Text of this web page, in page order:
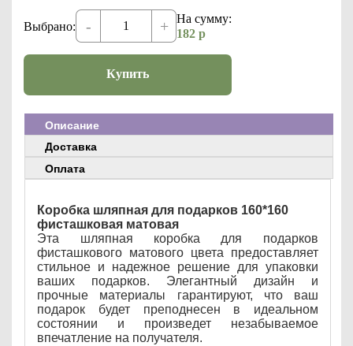
Выбрано: - +
На сумму:
182 р
Купить
Описание
Доставка
Оплата
Коробка шляпная для подарков 160*160
фисташковая матовая
Эта шляпная коробка для подарков
фисташкового матового цвета предоставляет
стильное и надежное решение для упаковки
ваших подарков. Элегантный дизайн и
прочные материалы гарантируют, что ваш
подарок будет преподнесен в идеальном
состоянии и произведет незабываемое
впечатление на получателя.